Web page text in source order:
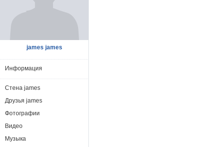
james james
Информация
Стена james
Друзья james
Фотографии
Видео
Музыка